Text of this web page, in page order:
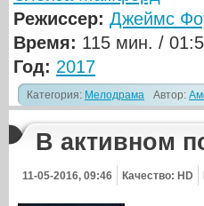
Режиссер: Джеймс
Время: 115 мин. /
Год: 2017
Категория: Мелодрама Автор:
В активном
11-05-2016, 09:46 Качество: HD